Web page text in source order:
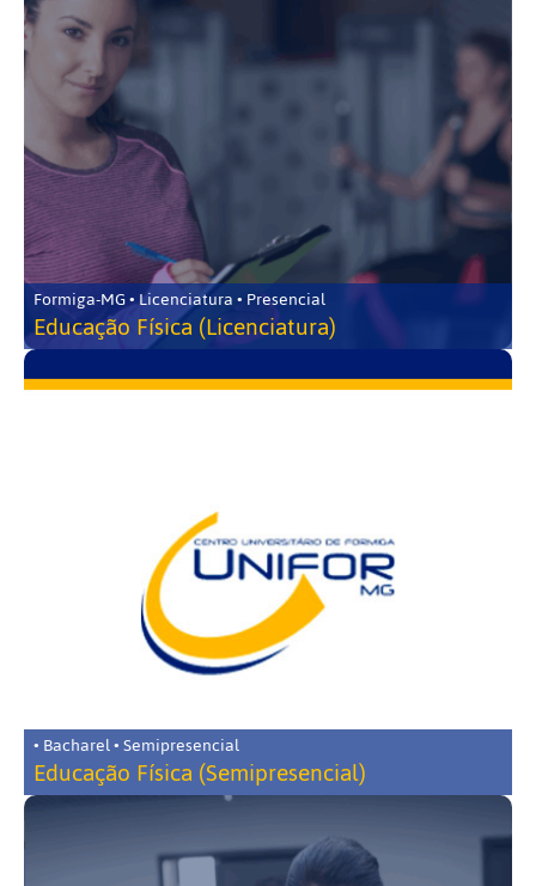
Formiga-MG • Licenciatura • Presencial
Educação Física (Licenciatura)
• Bacharel • Semipresencial
Educação Física (Semipresencial)